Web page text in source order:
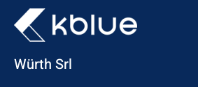
Würth Srl